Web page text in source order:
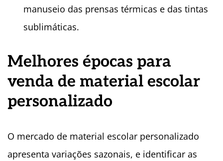
manuseio das prensas térmicas e das tintas
sublimáticas.
Melhores épocas para
venda de material escolar
personalizado
O mercado de material escolar personalizado
apresenta variações sazonais, e identificar as